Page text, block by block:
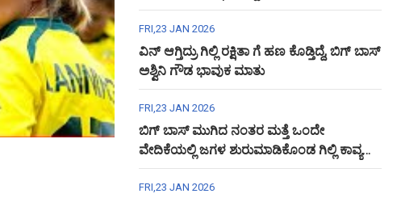
FRI,23 JAN 2026
ವಿನ್ ಆಗ್ತಿದ್ರು ಗಿಲ್ಲಿ ರಕ್ಷಿತಾ ಗೆ ಹಣ ಕೊಡ್ತಿದ್ದೆ, ಬಿಗ್ ಬಾಸ್
ಅಶ್ವಿನಿ ಗೌಡ ಭಾವುಕ ಮಾತು
FRI,23 JAN 2026
ಬಿಗ್ ಬಾಸ್ ಮುಗಿದ ನಂತರ ಮತ್ತೆ ಒಂದೇ
ವೇದಿಕೆಯಲ್ಲಿ ಜಗಳ ಶುರುಮಾಡಿಕೊಂಡ ಗಿಲ್ಲಿ ಕಾವ್ಯ
ಅಶ್ವಿನಿ ಗೌಡ
FRI,23 JAN 2026